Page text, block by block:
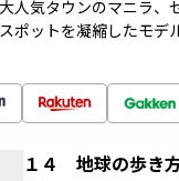
人気タウンのマニラ、
ポットを凝縮したモデ
１４ 地球の歩